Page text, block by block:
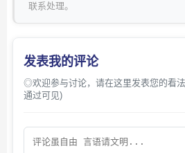
联系处理。
发表我的评论
◎欢迎参与讨论，请在这里发表您的看
通过可见)